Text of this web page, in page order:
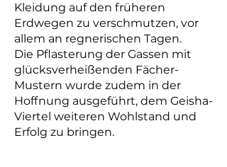
Kleidung auf den früheren
Erdwegen zu verschmutzen, vor
allem an regnerischen Tagen.
Die Pflasterung der Gassen mit
glücksverheißenden Fächer-
Mustern wurde zudem in der
Hoffnung ausgeführt, dem Geisha-
Viertel weiteren Wohlstand und
Erfolg zu bringen.